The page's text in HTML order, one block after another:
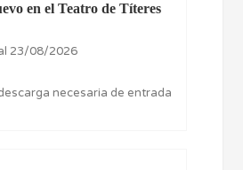
en el Teatro de Títeres
23/08/2026
necesaria de entrada